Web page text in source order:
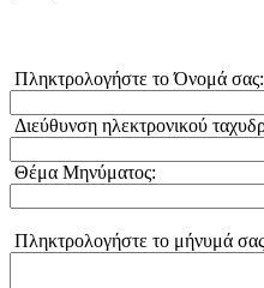
Πληκτρολογήστε το Όνομά σας:
Διεύθυνση ηλεκτρονικού
Θέμα Μηνύματος:
Πληκτρολογήστε το μήνυμά